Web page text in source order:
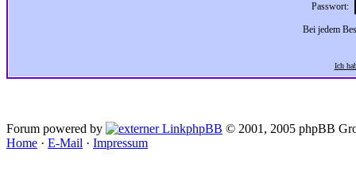
Passwort:
Bei jedem
Ich
Forum powered by phpBB © 2001, 2005 phpBB
Home · E-Mail · Impressum